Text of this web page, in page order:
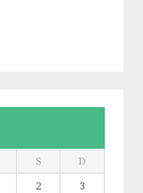
S D
2
3